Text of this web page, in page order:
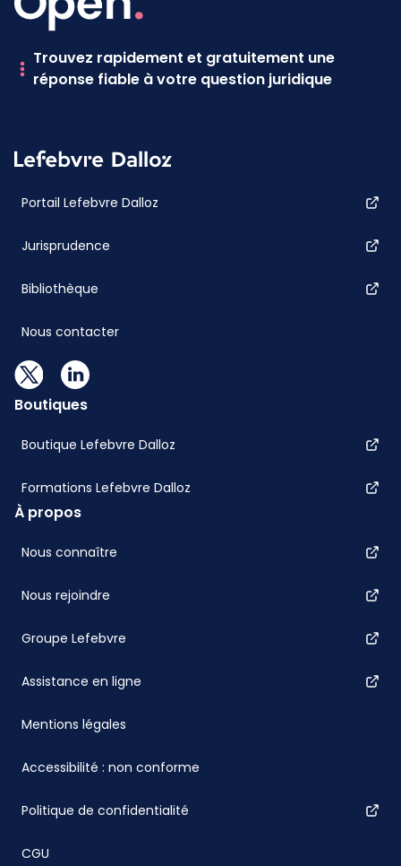
Trouvez rapidement et gratuitement une
réponse fiable à votre question juridique
Portail Lefebvre Dalloz
Jurisprudence
Bibliothèque
Nous contacter
Boutiques
Boutique Lefebvre Dalloz
Formations Lefebvre Dalloz
À propos
Nous connaître
Nous rejoindre
Groupe Lefebvre
Assistance en ligne
Mentions légales
Accessibilité : non conforme
Politique de confidentialité
CGU